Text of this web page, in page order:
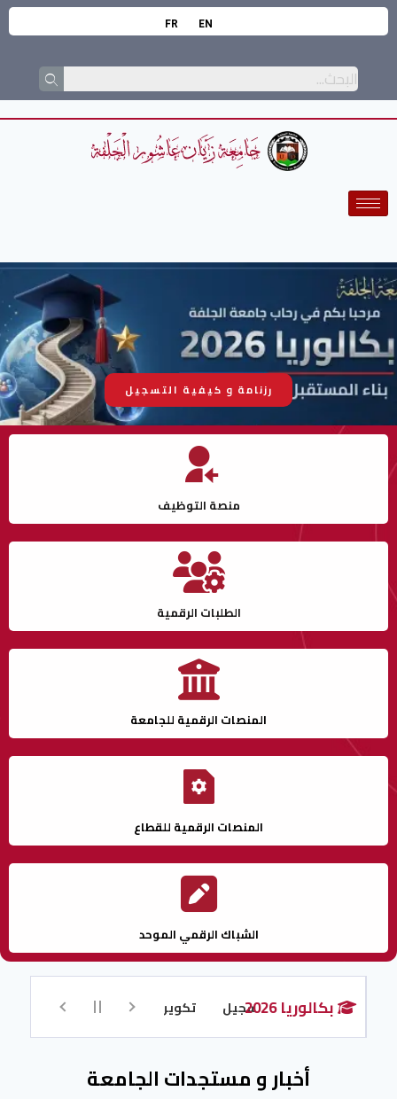
EN
FR
رزنامة و كيفية التسجيل
منصة التوظيف
الطلبات الرقمية
المنصات الرقمية للجامعة
المنصات الرقمية للقطاع
الشباك الرقمي الموحد
بكالوريا 2026
الاصطناعي للتسجيل تكوين اللغة الإنجليزية عن بُعد للحائزين على
أخبار و مستجدات الجامعة